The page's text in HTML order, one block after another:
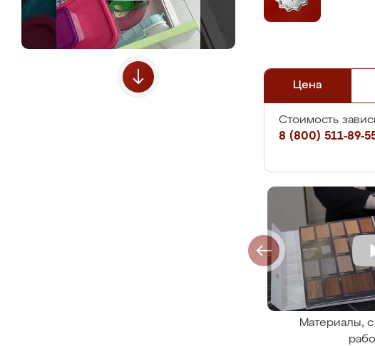
Цена
Стоимость
8 (800) 511-89-
Материалы,